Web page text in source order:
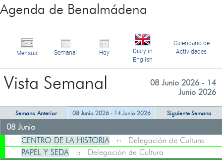
Agenda de Benalmádena
Mensual Semanal Hoy
Diary in
English
Calendario de
Actividades
Vista Semanal
08 Junio 2026 - 14
Junio 2026
Semana Anterior 08 Junio 2026 - 14 Junio 2026 Siguiente Semana
08 Junio
CENTRO DE LA HISTORIA :: Delegación de Cultura
PAPEL Y SEDA :: Delegación de Cultura